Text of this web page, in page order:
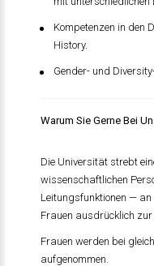
Kompetenzen in den
History.
Gender- und
Warum Sie Gerne Bei
Die Universität strebt
wissenschaftlichen
Leitungsfunktionen —
Frauen ausdrücklich
Frauen werden bei
aufgenommen.